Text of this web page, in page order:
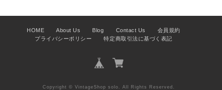
HOME About Us Blog Contact Us
会員規約
プライバシーポリシー
特定商取引法に基づく表記
Copyright © VintageShop solo. All Rights Reserved.